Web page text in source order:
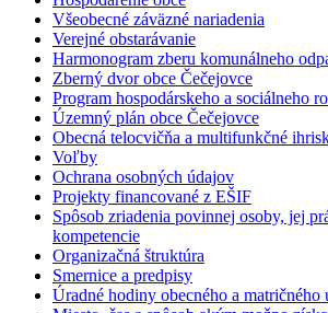
Všeobecné záväzné nariadenia
Verejné obstarávanie
Harmonogram zberu komunálneho
Zberný dvor obce Čečejovce
Program hospodárskeho a sociálneho
Územný plán obce Čečejovce
Obecná telocvičňa a multifunkčné
Voľby
Ochrana osobných údajov
Projekty financované z EŠIF
Spôsob zriadenia povinnej osoby, jej
kompetencie
Organizačná štruktúra
Smernice a predpisy
Úradné hodiny obecného a matričného